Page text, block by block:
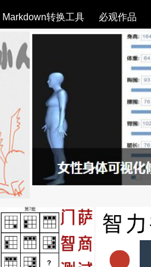
Markdown转换工具 必观作品